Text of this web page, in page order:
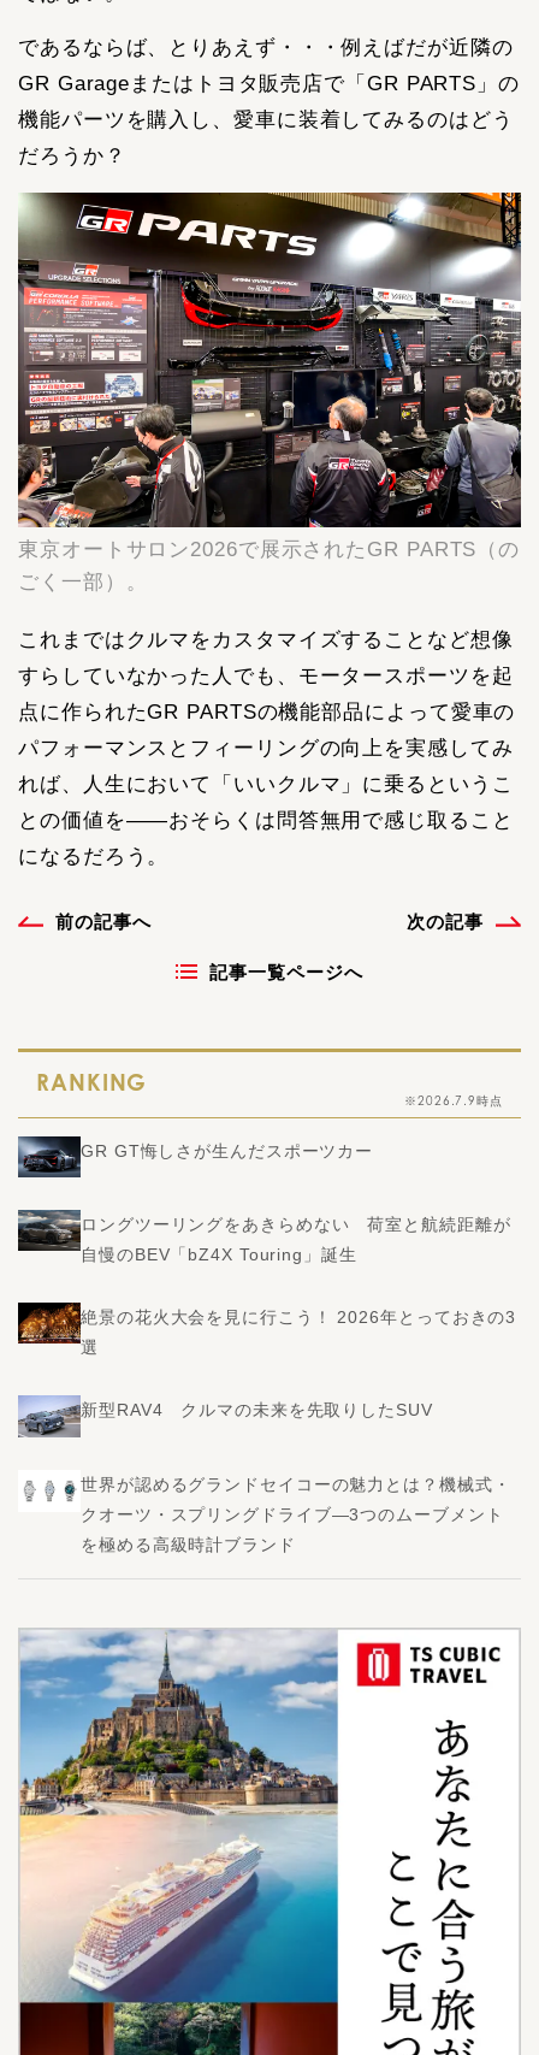
RANKING
※2026.7.9時点
GR GT悔しさが生んだスポーツカー
ロングツーリングをあきらめない 荷室と航続距離が
自慢のBEV「bZ4X Touring」誕生
絶景の花火大会を見に行こう！ 2026年とっておきの3
選
新型RAV4 クルマの未来を先取りしたSUV
世界が認めるグランドセイコーの魅力とは？機械式・
クオーツ・スプリングドライブ―3つのムーブメント
を極める高級時計ブランド
であるならば、とりあえず・・・例えばだが近隣の
GR Garageまたはトヨタ販売店で「GR PARTS」の
機能パーツを購入し、愛車に装着してみるのはどう
だろうか？
東京オートサロン2026で展示されたGR PARTS（の
ごく一部）。
これまではクルマをカスタマイズすることなど想像
すらしていなかった人でも、モータースポーツを起
点に作られたGR PARTSの機能部品によって愛車の
パフォーマンスとフィーリングの向上を実感してみ
れば、人生において「いいクルマ」に乗るというこ
との価値を――おそらくは問答無用で感じ取ること
になるだろう。
前の記事へ
記事一覧ページへ
次の記事